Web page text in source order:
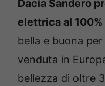
Dacia Sandero
elettrica al
bella e buona per
venduta in
bellezza di oltre